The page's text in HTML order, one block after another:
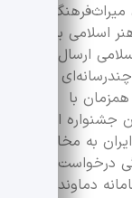
اسلامی برای
ارسال کنند.
میراث
با
اعلام
به مخاطبان
درخواست
دماوند (به